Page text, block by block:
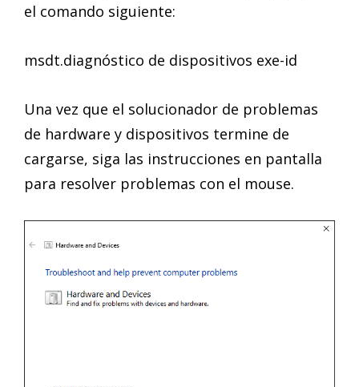
el comando siguiente:
msdt.diagnóstico de dispositivos exe-id
Una vez que el solucionador de problemas
de hardware y dispositivos termine de
cargarse, siga las instrucciones en pantalla
para resolver problemas con el mouse.